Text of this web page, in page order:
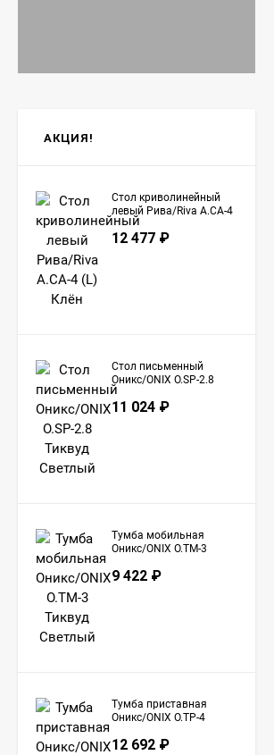
АКЦИЯ!
Стол криволинейный
левый Рива/Riva А.СА-4
(L) Клён
12 477 ₽
Стол письменный
Оникс/ONIX O.SP-2.8
Тиквуд Светлый
11 024 ₽
Тумба мобильная
Оникс/ONIX O.TM-3
9 422 ₽
Тумба приставная
Оникс/ONIX O.TP-4
12 692 ₽